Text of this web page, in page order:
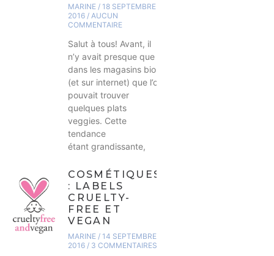
MARINE 18 SEPTEMBRE
2016 AUCUN
COMMENTAIRE
Salut à tous! Avant, il
n’y avait presque que
dans les magasins bios
(et sur internet) que l’on
pouvait trouver
quelques plats
veggies. Cette
tendance
étant grandissante,
COSMÉTIQUES
: LABELS
CRUELTY-
FREE ET
VEGAN
MARINE 14 SEPTEMBRE
2016 3 COMMENTAIRES